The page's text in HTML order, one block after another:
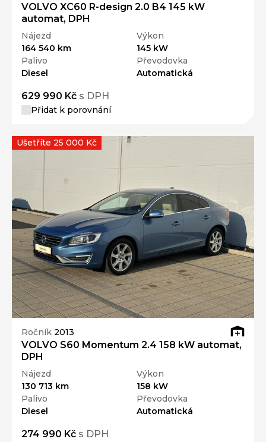
VOLVO XC60 R-design 2.0 B4 145 kW
automat, DPH
Nájezd
164 540 km
Výkon
145 kW
Palivo
Diesel
Převodovka
Automatická
629 990 Kč s DPH
Přidat k porovnání
Ročník 2013
VOLVO S60 Momentum 2.4 158 kW automat,
DPH
Nájezd
130 713 km
Výkon
158 kW
Palivo
Diesel
Převodovka
Automatická
274 990 Kč s DPH
Ušetříte 25 000 Kč